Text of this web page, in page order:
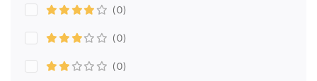
(0)
(0)
(0)